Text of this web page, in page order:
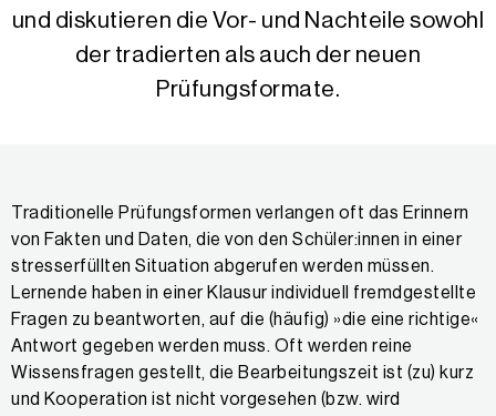
und diskutieren die Vor- und Nachteile sowohl
der tradierten als auch der neuen
Prüfungsformate.
Traditionelle Prüfungsformen verlangen oft das Erinnern
von Fakten und Daten, die von den Schüler:innen in einer
stresserfüllten Situation abgerufen werden müssen.
Lernende haben in einer Klausur individuell fremdgestellte
Fragen zu beantworten, auf die (häufig) »die eine richtige«
Antwort gegeben werden muss. Oft werden reine
Wissensfragen gestellt, die Bearbeitungszeit ist (zu) kurz
und Kooperation ist nicht vorgesehen (bzw. wird